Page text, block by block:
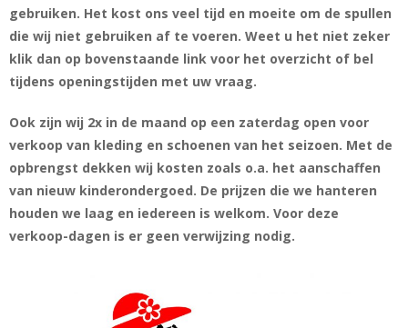
gebruiken. Het kost ons veel tijd en moeite om de spullen
die wij niet gebruiken af te voeren. Weet u het niet zeker
klik dan op bovenstaande link voor het overzicht of bel
tijdens openingstijden met uw vraag.
Ook zijn wij 2x in de maand op een zaterdag open voor
verkoop van kleding en schoenen van het seizoen. Met de
opbrengst dekken wij kosten zoals o.a. het aanschaffen
van nieuw kinderondergoed. De prijzen die we hanteren
houden we laag en iedereen is welkom. Voor deze
verkoop-dagen is er geen verwijzing nodig.